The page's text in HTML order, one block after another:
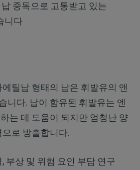
중독으로 고통받고 있는
니다
틸납 형태의 납은 휘발유의 앤
니다. 납이 함유된 휘발유는 엔
는 데 도움이 되지만 엄청난 양
로 방출합니다.
부상 및 위험 요인 부담 연구